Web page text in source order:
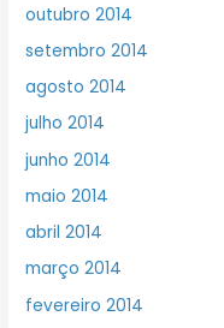
outubro 2014
setembro 2014
agosto 2014
julho 2014
junho 2014
maio 2014
abril 2014
março 2014
fevereiro 2014